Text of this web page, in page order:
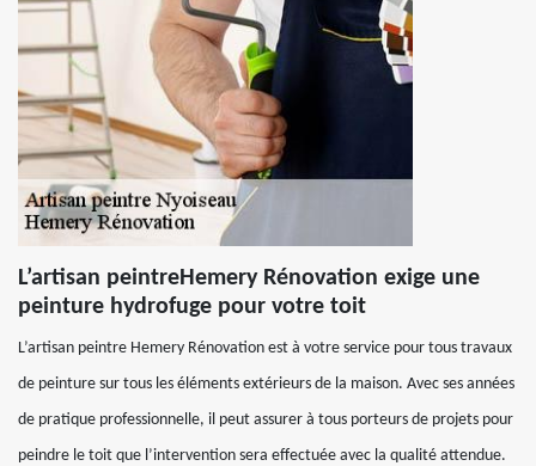
L’artisan peintreHemery Rénovation exige une
peinture hydrofuge pour votre toit
L’artisan peintre Hemery Rénovation est à votre service pour tous travaux
de peinture sur tous les éléments extérieurs de la maison. Avec ses années
de pratique professionnelle, il peut assurer à tous porteurs de projets pour
peindre le toit que l’intervention sera effectuée avec la qualité attendue.